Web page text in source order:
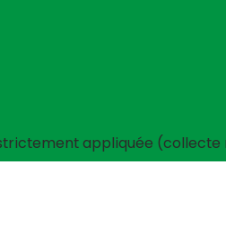
appliquée (collecte